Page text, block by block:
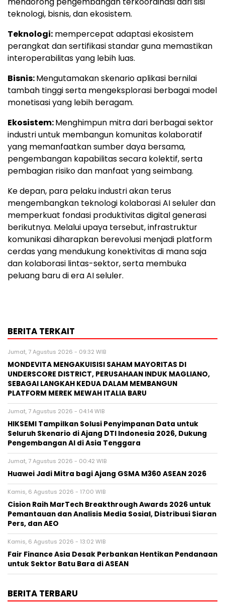
teknologi, bisnis, dan ekosistem.
Teknologi: mempercepat adaptasi ekosistem
perangkat dan sertifikasi standar guna memastikan
interoperabilitas yang lebih luas.
Bisnis:Mengutamakan skenario aplikasi bernilai
tambah tinggi serta mengeksplorasi berbagai model
monetisasi yang lebih beragam.
Ekosistem:Menghimpun mitra dari berbagai sektor
industri untuk membangun komunitas kolaboratif
yang memanfaatkan sumber daya bersama,
pengembangan kapabilitas secara kolektif, serta
pembagian risiko dan manfaat yang seimbang.
Ke depan, para pelaku industri akan terus
mengembangkan teknologi kolaborasi AI seluler dan
memperkuat fondasi produktivitas digital generasi
berikutnya. Melalui upaya tersebut, infrastruktur
komunikasi diharapkan berevolusi menjadi platform
cerdas yang mendukung konektivitas di mana saja
dan kolaborasi lintas-sektor, serta membuka
peluang baru di era AI seluler.
BERITA TERKAIT
Jumat, 7 Agustus 2026 - 09:32 WIB
MONDEVITA MENGAKUISISI SAHAM MAYORITAS DI
UNDERSCORE DISTRICT, PERUSAHAAN INDUK MAGLIANO,
SEBAGAI LANGKAH KEDUA DALAM MEMBANGUN
PLATFORM MEREK MEWAH ITALIA BARU
Jumat, 7 Agustus 2026 - 04:14 WIB
HIKSEMI Tampilkan Solusi Penyimpanan Data untuk
Seluruh Skenario di Ajang DTI Indonesia 2026, Dukung
Pengembangan AI di Asia Tenggara
Jumat, 7 Agustus 2026 - 00:42 WIB
Huawei Jadi Mitra bagi Ajang GSMA M360 ASEAN 2026
Kamis, 6 Agustus 2026 - 17:00 WIB
Cision Raih MarTech Breakthrough Awards 2026 untuk
Pemantauan dan Analisis Media Sosial, Distribusi Siaran
Pers, dan AEO
Kamis, 6 Agustus 2026 - 13:02 WIB
Fair Finance Asia Desak Perbankan Hentikan Pendanaan
untuk Sektor Batu Bara di ASEAN
BERITA TERBARU